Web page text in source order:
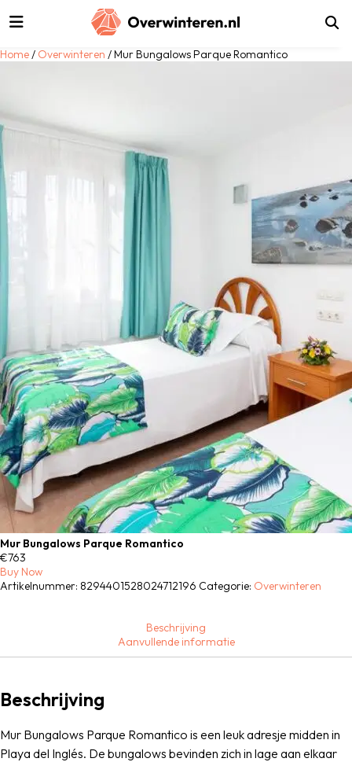
Home/ Overwinteren / Mur Bungalows Parque Romantico
Mur Bungalows Parque Romantico
€763
Buy Now
Artikelnummer: 8294401528024712196 Categorie: Overwinteren
Beschrijving
Aanvullende informatie
Beschrijving
Mur Bungalows Parque Romantico is een leuk adresje midden in
Playa del Inglés. De bungalows bevinden zich in lage aan elkaar